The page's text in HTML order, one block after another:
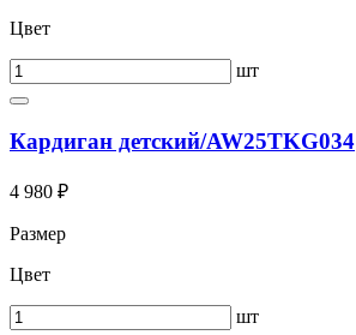
Цвет
шт
Кардиган детский/AW25TKG034
4 980 ₽
Размер
Цвет
шт